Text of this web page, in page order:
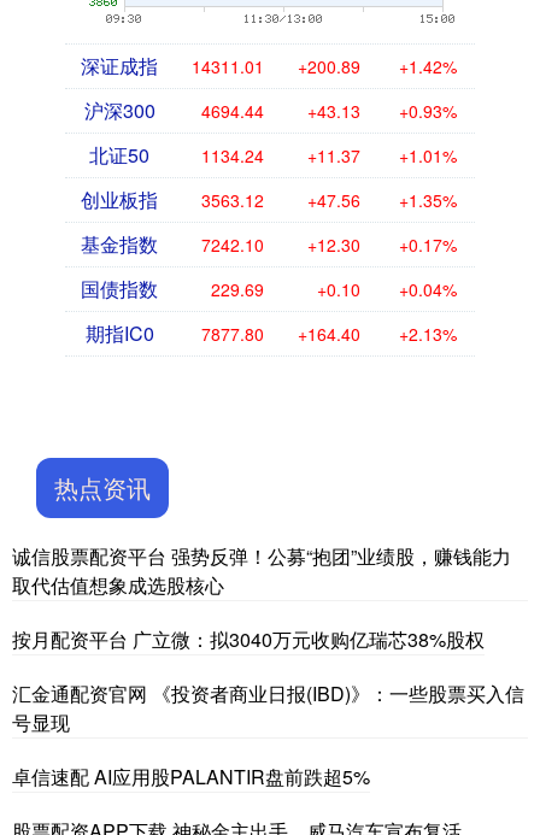
深证成指 14311.01 +200.89 +1.42%
沪深300 4694.44 +43.13 +0.93%
北证50 1134.24 +11.37 +1.01%
创业板指 3563.12 +47.56 +1.35%
基金指数 7242.10 +12.30 +0.17%
国债指数 229.69 +0.10 +0.04%
期指IC0 7877.80 +164.40 +2.13%
热点资讯
诚信股票配资平台 强势反弹！公募“抱团”业绩股，赚钱能力
取代估值想象成选股核心
按月配资平台 广立微：拟3040万元收购亿瑞芯38%股权
汇金通配资官网 《投资者商业日报(IBD)》：一些股票买入信
号显现
卓信速配 AI应用股PALANTIR盘前跌超5%